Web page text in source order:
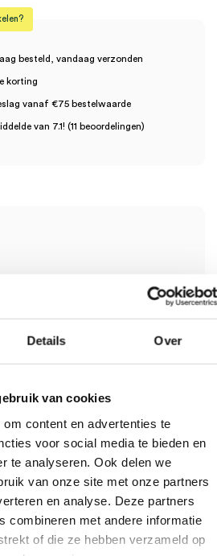
Details Over
van cookies
content en advertenties te
voor social media te bieden en
te analyseren. Ook delen we
van onze site met onze partners
en analyse. Deze partners
combineren met andere informatie
of die ze hebben verzameld op
onsteriel
beoordelen
besteld, vandaag verzonden
korting
vanaf €75 bestelwaarde
van 7.1! (11 beoordelingen)
op onze klantenservice pagina.
de onderstaande opties.